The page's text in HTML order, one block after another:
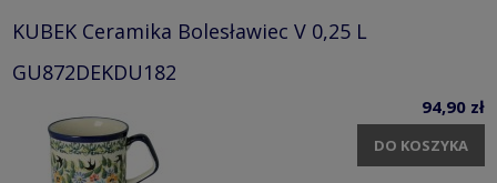
KUBEK Ceramika Bolesławiec V 0,25 L
GU872DEKDU182
94,90 zł
DO KOSZYKA